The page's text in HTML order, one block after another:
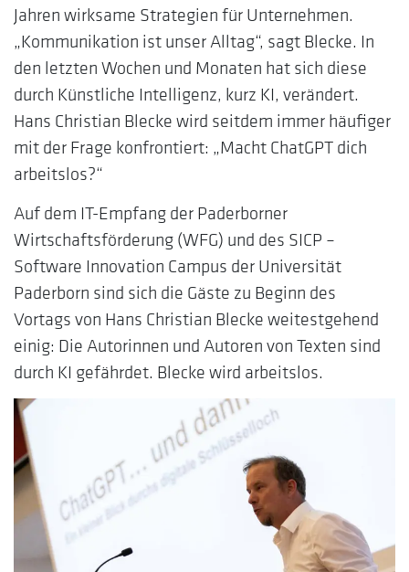
Jahren wirksame Strategien für Unternehmen.
„Kommunikation ist unser Alltag“, sagt Blecke. In
den letzten Wochen und Monaten hat sich diese
durch Künstliche Intelligenz, kurz KI, verändert.
Hans Christian Blecke wird seitdem immer häufiger
mit der Frage konfrontiert: „Macht ChatGPT dich
arbeitslos?“
Auf dem IT-Empfang der Paderborner
Wirtschaftsförderung (WFG) und des SICP –
Software Innovation Campus der Universität
Paderborn sind sich die Gäste zu Beginn des
Vortags von Hans Christian Blecke weitestgehend
einig: Die Autorinnen und Autoren von Texten sind
durch KI gefährdet. Blecke wird arbeitslos.